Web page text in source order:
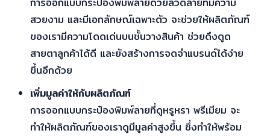
สวยงาม และมีเอกลักษณ์เฉพาะตัว จะช่วยให้ผลิตภัณฑ์
ของเรามีความโดดเด่นบนชั้นวางสินค้า ช่วยดึงดูด
สายตาลูกค้าได้ดี และยังสร้างการจดจำแบรนด์ได้ง่าย
ขึ้นอีกด้วย
เพิ่มมูลค่าให้กับผลิตภัณฑ์
การออกแบบกระป๋องพิมพ์ลายที่ดูหรูหรา พรีเมียม จะ
ทำให้ผลิตภัณฑ์ของเราดูมีมูลค่าสูงขึ้น ซึ่งทำให้พร้อม